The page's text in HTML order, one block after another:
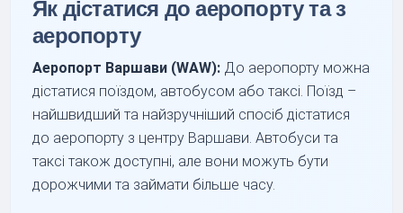
Як дістатися до аеропорту та з
аеропорту
Аеропорт Варшави (WAW): До аеропорту можна
дістатися поїздом, автобусом або таксі. Поїзд –
найшвидший та найзручніший спосіб дістатися
до аеропорту з центру Варшави. Автобуси та
таксі також доступні, але вони можуть бути
дорожчими та займати більше часу.